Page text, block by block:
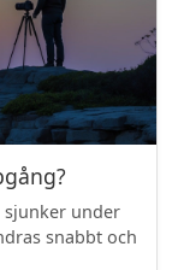
under
snabbt och